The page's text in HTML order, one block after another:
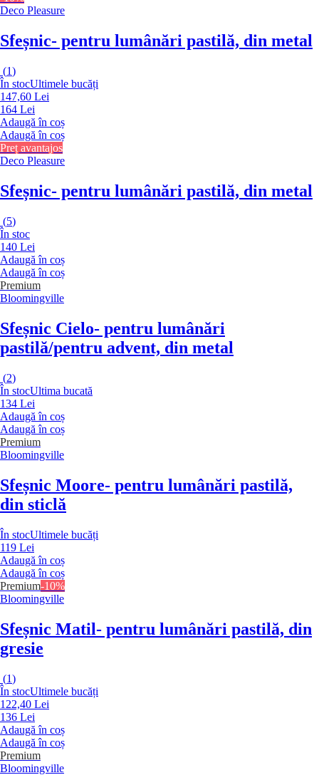
Deco Pleasure
Sfeșnic- pentru lumânări pastilă, din metal
(1)
În stocUltimele bucăți
147,60 Lei
164 Lei
Adaugă în coș
Adaugă în coș
Preț avantajos
Deco Pleasure
Sfeșnic- pentru lumânări pastilă, din metal
(5)
În stoc
140 Lei
Adaugă în coș
Adaugă în coș
Premium
Bloomingville
Sfeșnic Cielo- pentru lumânări
pastilă/pentru advent, din metal
(2)
În stocUltima bucată
134 Lei
Adaugă în coș
Adaugă în coș
Premium
Bloomingville
Sfeșnic Moore- pentru lumânări pastilă,
din sticlă
În stocUltimele bucăți
119 Lei
Adaugă în coș
Adaugă în coș
Premium-10%
Bloomingville
Sfeșnic Matil- pentru lumânări pastilă, din
gresie
(1)
În stocUltimele bucăți
122,40 Lei
136 Lei
Adaugă în coș
Adaugă în coș
Premium
Bloomingville